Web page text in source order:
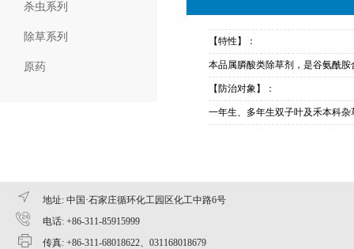
杀虫系列
除草系列
原药
【特性】：
本品属膦酸类除草剂，是谷氨酰
【防治对象】：
一年生、多年生双子叶及禾本科杂
地址: 中国·石家庄循环化工园区化工中路6号
电话: +86-311-85915999
传真: +86-311-68018622、031168018679